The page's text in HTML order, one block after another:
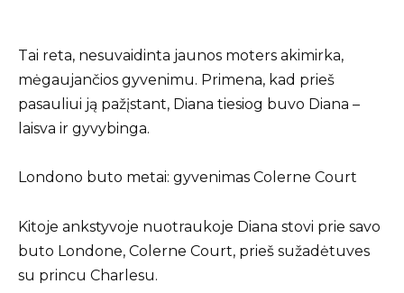
Tai reta, nesuvaidinta jaunos moters akimirka,
mėgaujančios gyvenimu. Primena, kad prieš
pasauliui ją pažįstant, Diana tiesiog buvo Diana –
laisva ir gyvybinga.
Londono buto metai: gyvenimas Colerne Court
Kitoje ankstyvoje nuotraukoje Diana stovi prie savo
buto Londone, Colerne Court, prieš sužadėtuves
su princu Charlesu.